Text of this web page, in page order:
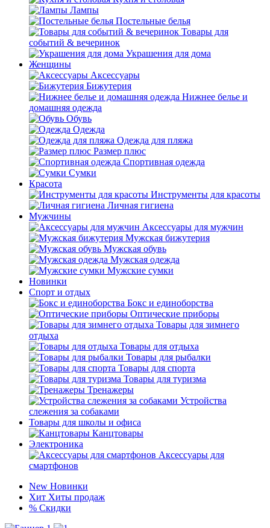
Лампы
Постельные белья
Товары для
событий & вечеринок
Украшения для дома
Женщины
Аксессуары
Бижутерия
Нижнее белье и
домашняя одежда
Обувь
Одежда
Одежда для пляжа
Размер плюс
Спортивная одежда
Сумки
Красота
Инструменты для красоты
Личная гигиена
Мужчины
Аксессуары для мужчин
Мужская бижутерия
Мужская обувь
Мужская одежда
Мужские сумки
Новинки
Спорт и отдых
Бокс и единоборства
Оптические приборы
Товары для зимнего
отдыха
Товары для отдыха
Товары для рыбалки
Товары для спорта
Товары для туризма
Тренажеры
Устройства
слежения за собаками
Товары для школы и офиса
Канцтовары
Электроника
Аксессуары для
смартфонов
New Новинки
Хит Хиты продаж
% Скидки